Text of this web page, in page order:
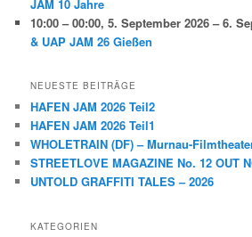
JAM 10 Jahre
10:00 – 00:00,5. September 2026 – 6.
& UAP JAM 26 Gießen
NEUESTE BEITRÄGE
HAFEN JAM 2026 Teil2
HAFEN JAM 2026 Teil1
WHOLETRAIN (DF) – Murnau-
STREETLOVE MAGAZINE No. 12 OUT
UNTOLD GRAFFITI TALES – 2026
KATEGORIEN